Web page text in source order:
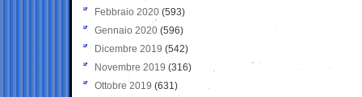
Febbraio 2020 (593)
Gennaio 2020 (596)
Dicembre 2019 (542)
Novembre 2019 (316)
Ottobre 2019 (631)